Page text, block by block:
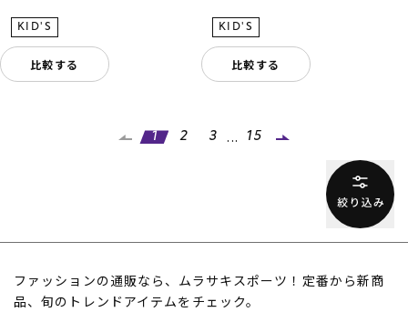
比較する 比較する
1 2 3 ... 15
ファッションの通販なら、ムラサキスポーツ！定番から新商
品、旬のトレンドアイテムをチェック。